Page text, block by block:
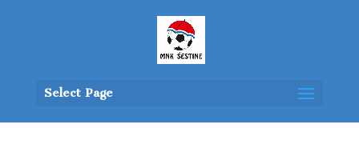
Select Page